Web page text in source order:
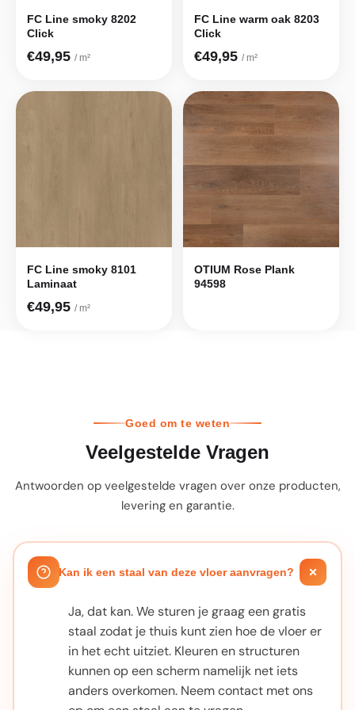
FC Line smoky 8202
Click
€49,95 / m²
FC Line warm oak 8203
Click
€49,95 / m²
FC Line smoky 8101
Laminaat
€49,95 / m²
OTIUM Rose Plank
94598
Goed om te weten
Veelgestelde Vragen
Antwoorden op veelgestelde vragen over onze producten,
levering en garantie.
Kan ik een staal van deze vloer aanvragen?
Ja, dat kan. We sturen je graag een gratis
staal zodat je thuis kunt zien hoe de vloer er
in het echt uitziet. Kleuren en structuren
kunnen op een scherm namelijk net iets
anders overkomen. Neem contact met ons